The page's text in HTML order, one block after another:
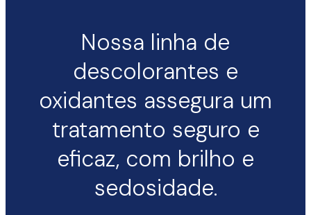
Nossa linha de
descolorantes e
oxidantes assegura um
tratamento seguro e
eficaz, com brilho e
sedosidade.